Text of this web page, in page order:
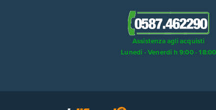
Assistenza agli acquisti
Lunedi - Venerdi h 9:00 - 18:00